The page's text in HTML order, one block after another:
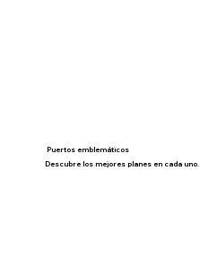
Puertos emblemáticos
Descubre los mejores planes en cada uno.